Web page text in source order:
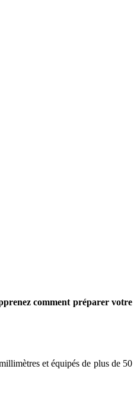
comment préparer votre
et équipés de plus de 50